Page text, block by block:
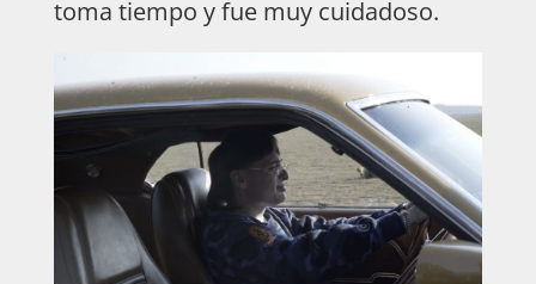
toma tiempo y fue muy cuidadoso.